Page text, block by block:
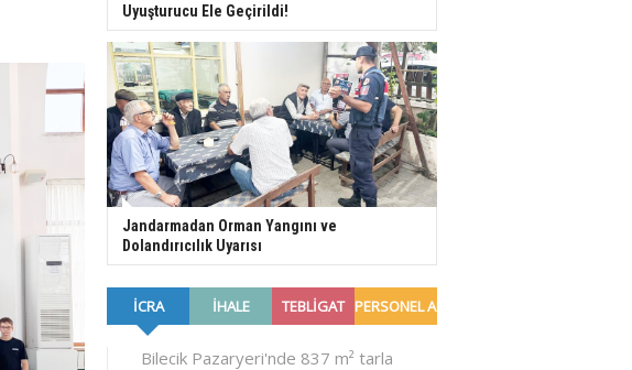
Uyuşturucu Ele Geçirildi!
Jandarmadan Orman Yangını ve
Dolandırıcılık Uyarısı